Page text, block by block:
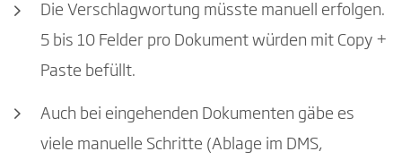
Die Verschlagwortung müsste manuell erfolgen.
5 bis 10 Felder pro Dokument würden mit Copy +
Paste befüllt.
Auch bei eingehenden Dokumenten gäbe es
viele manuelle Schritte (Ablage im DMS,